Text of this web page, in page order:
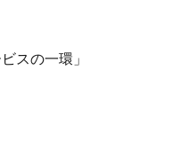
スの一環」